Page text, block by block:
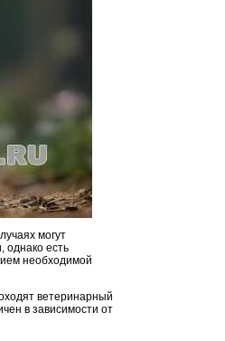
могут
однако есть
необходимой
ветеринарный
в зависимости от